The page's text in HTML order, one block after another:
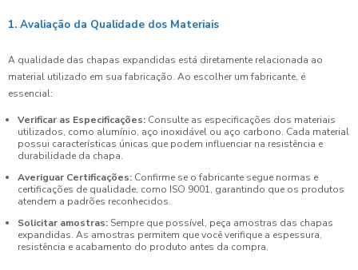
1. Avaliação da Qualidade dos Materiais
A qualidade das chapas expandidas está diretamente relacionada ao
material utilizado em sua fabricação. Ao escolher um fabricante, é
essencial:
Verificar as Especificações: Consulte as especificações dos materiais
utilizados, como alumínio, aço inoxidável ou aço carbono. Cada material
possui características únicas que podem influenciar na resistência e
durabilidade da chapa.
Averiguar Certificações: Confirme se o fabricante segue normas e
certificações de qualidade, como ISO 9001, garantindo que os produtos
atendem a padrões reconhecidos.
Solicitar amostras: Sempre que possível, peça amostras das chapas
expandidas. As amostras permitem que você verifique a espessura,
resistência e acabamento do produto antes da compra.